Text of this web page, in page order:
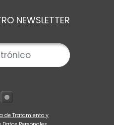
NEWSLETTER
de Tratamiento y